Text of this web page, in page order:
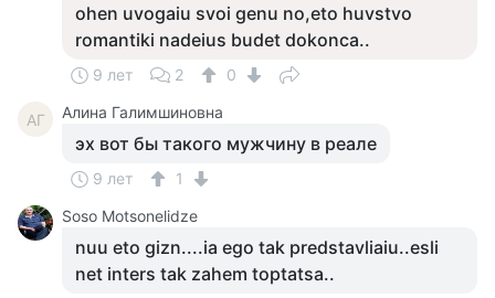
ohen uvogaiu svoi genu no,eto huvstvo
romantiki nadeius budet dokonca..
9 лет 2 0
АГ Алина Галимшиновна
эх вот бы такого мужчину в реале
9 лет
1
Soso Motsonelidze
nuu eto gizn....ia ego tak predstavliaiu..esli
net inters tak zahem toptatsa..